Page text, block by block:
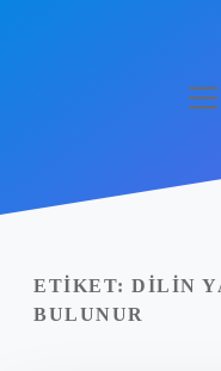
Yasal Uyarı
ETIKET: DILIN
BULUNUR